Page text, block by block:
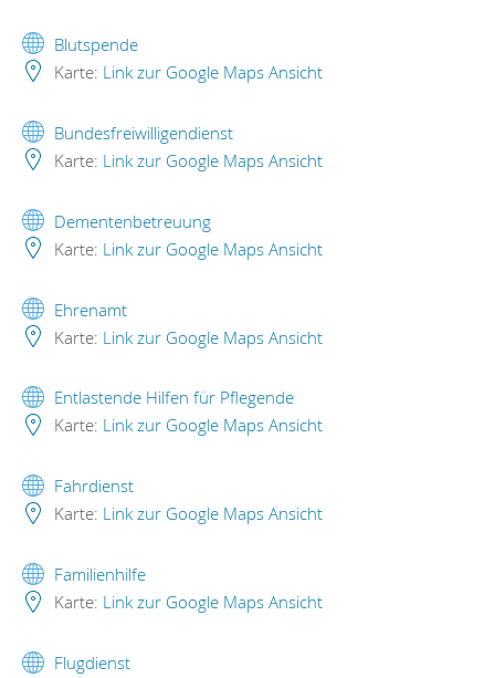
Blutspende
Karte: Link zur Google Maps Ansicht
Bundesfreiwilligendienst
Karte: Link zur Google Maps Ansicht
Dementenbetreuung
Karte: Link zur Google Maps Ansicht
Ehrenamt
Karte: Link zur Google Maps Ansicht
Entlastende Hilfen für Pflegende
Karte: Link zur Google Maps Ansicht
Fahrdienst
Karte: Link zur Google Maps Ansicht
Familienhilfe
Karte: Link zur Google Maps Ansicht
Flugdienst